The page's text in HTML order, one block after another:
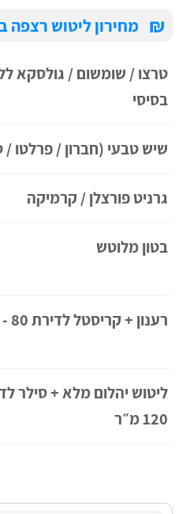
₪ מחירון ליטוש רצפה
טרצו / שומשום / גולסקא
בסיסי
שיש טבעי (חברון / פרלטו /
גרניט פורצלן / קרמיקה
בטון מלוטש
רענון + קריסטל לדירת 80 - 100 מ״ר
120 מ״ר